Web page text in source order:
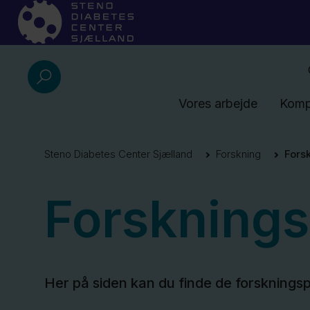
Vores arbejde
Steno Diabetes Center Sjælland Forskning
Her på siden kan du finde de